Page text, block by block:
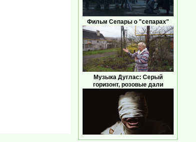
Фильм Сепары о "сепарах"
Музыка Дуглас: Серый
горизонт, розовые дали